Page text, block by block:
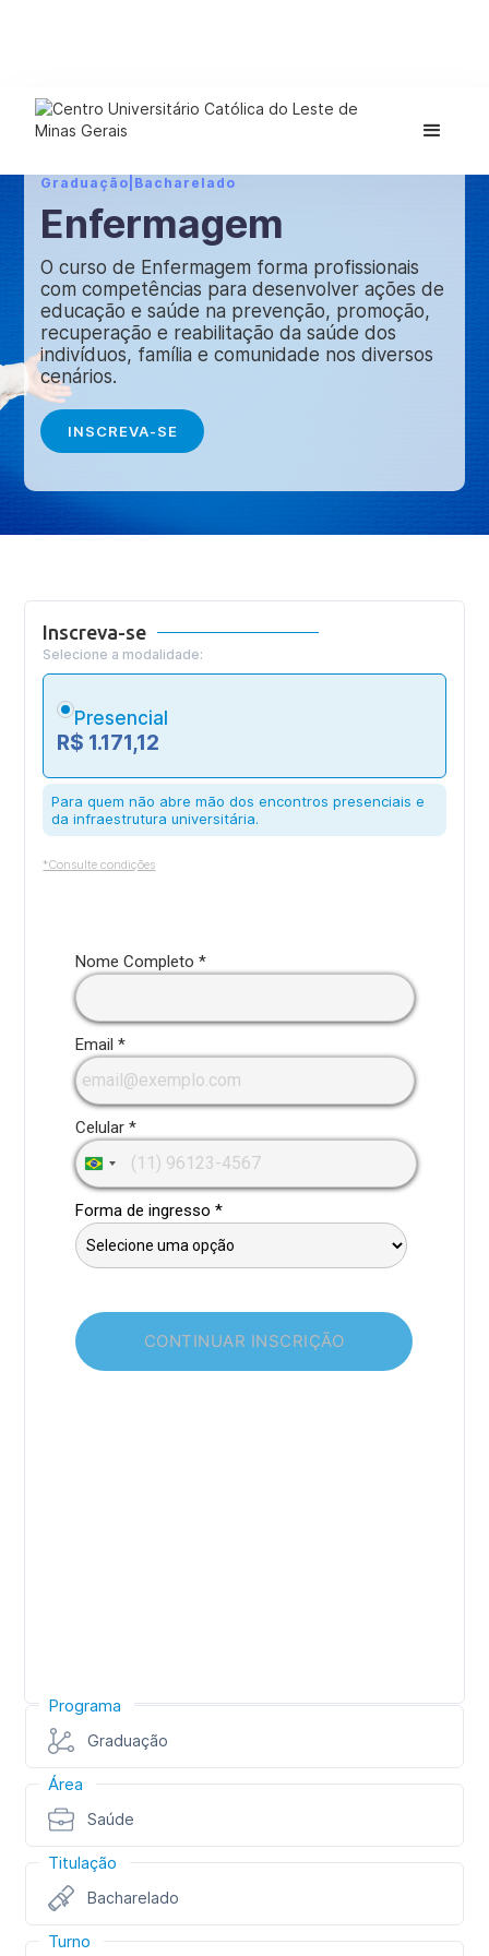
Graduação Bacharelado
Enfermagem
O curso de Enfermagem forma profissionais
com competências para desenvolver ações de
educação e saúde na prevenção, promoção,
recuperação e reabilitação da saúde dos
indivíduos, família e comunidade nos diversos
cenários.
INSCREVA-SE
Programa
Graduação
Área
Saúde
Titulação
Bacharelado
Turno
Inscreva-se
Selecione a modalidade:
Presencial
R$ 1.171,12
Para quem não abre mão dos encontros presenciais e
da infraestrutura universitária.
*Consulte condições